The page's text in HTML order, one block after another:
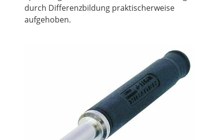
durch Differenzbildung praktischerweise
aufgehoben.